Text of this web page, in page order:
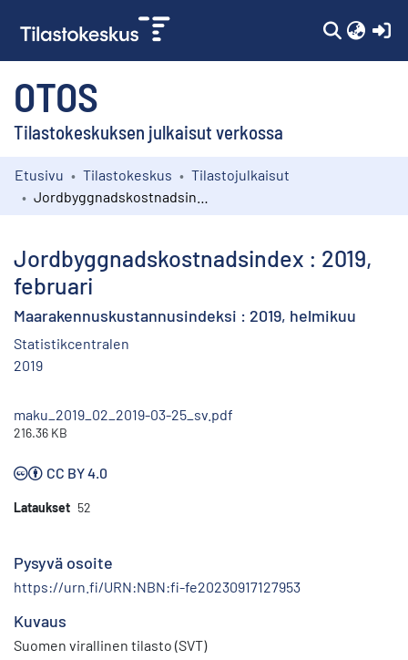
OTOS
Tilastokeskuksen julkaisut verkossa
Kokoelmat
Etusivu Tilastokeskus
Tilastojulkaisut
Jordbyggnadskostnadsindex : 2019,
februari
Maarakennuskustannusindeksi : 2019, helmikuu
Statistikcentralen
2019
maku_2019_02_2019-03-25_sv.pdf
216.36 KB
CC BY 4.0
Lataukset 52
Pysyvä osoite
https://urn.fi/URN:NBN:fi-fe20230917127953
Kuvaus
Suomen virallinen tilasto (SVT)